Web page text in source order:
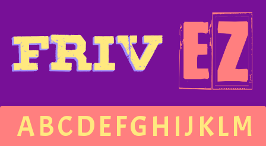
ABCDEFGH IJ KLM